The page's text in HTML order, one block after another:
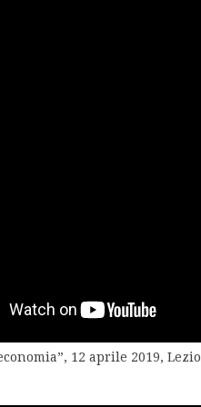
12 aprile 2019,